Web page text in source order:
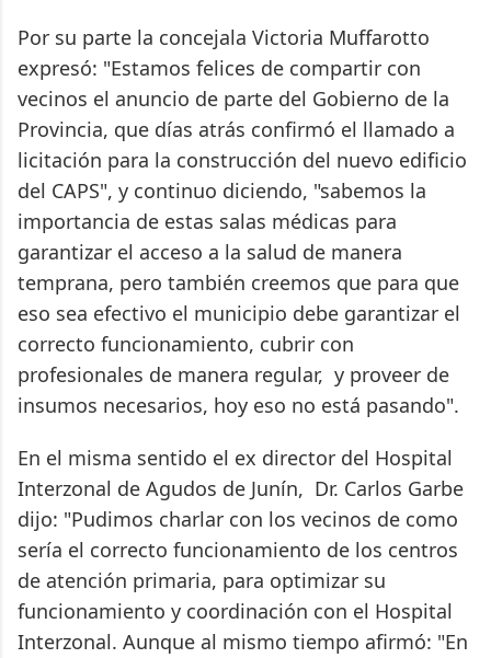
Por su parte la concejala Victoria Muffarotto
expresó: "Estamos felices de compartir con
vecinos el anuncio de parte del Gobierno de la
Provincia, que días atrás confirmó el llamado a
licitación para la construcción del nuevo edificio
del CAPS", y continuo diciendo, "sabemos la
importancia de estas salas médicas para
garantizar el acceso a la salud de manera
temprana, pero también creemos que para que
eso sea efectivo el municipio debe garantizar el
correcto funcionamiento, cubrir con
profesionales de manera regular, y proveer de
insumos necesarios, hoy eso no está pasando".
En el misma sentido el ex director del Hospital
Interzonal de Agudos de Junín, Dr. Carlos Garbe
dijo: "Pudimos charlar con los vecinos de como
sería el correcto funcionamiento de los centros
de atención primaria, para optimizar su
funcionamiento y coordinación con el Hospital
Interzonal. Aunque al mismo tiempo afirmó: "En